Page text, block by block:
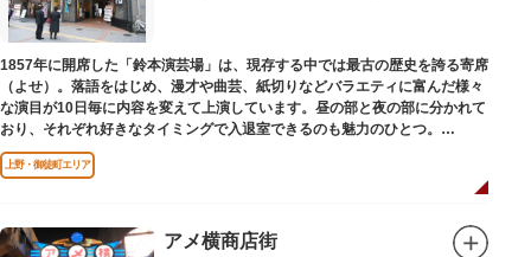
当時の日本では非常に珍しいスイスの山小屋風の撞球室（ビリヤード場）
で、洋館から地下道でつながっています。通常は非公開ですが、毎月15日
（10月のみ10/16）に先着順で限定公開されています。
【和館大広間】
洋館に併置された名棟 梁大河喜十郎の手によるものと伝えられている書院造
りの和館で、当時は550坪に及ぶ洋館を遥かにしのぐ規模でしたが、現在は
冠婚葬祭などに使われていた大広間の1棟だけが残っています。
を一部踏襲している広大な庭は、建築様式同様に和洋併置式とされ、「芝
庭」をもつ近代庭園の初期の形を残しています。江戸時代の石碑や手水鉢、
1857年に開席した「鈴本演芸場」は、現存する中では最古の歴史を誇る寄席
（よせ）。落語をはじめ、漫才や曲芸、紙切りなどバラエティに富んだ様々
な演目が10日毎に内容を変えて上演しています。昼の部と夜の部に分かれて
おり、それぞれ好きなタイミングで入退室できるのも魅力のひとつ。
上演中は飲食も可能です。おすすめは売店で購入できる、お箸で切れるやわ
らかさで有名な「上野 井泉本店」のかつサンド。お弁当やお菓子を食べたり
上野・御徒町エリア
アメ横商店街